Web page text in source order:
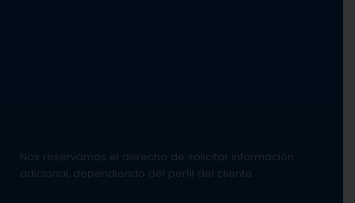
Nos reservamos el derecho de solicitar información
adicional, dependiendo del perfil del cliente.